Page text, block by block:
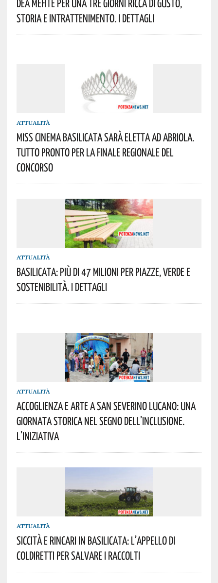
Dea Mefite Per Una Tre Giorni Ricca Di Gusto,
Storia E Intrattenimento. I Dettagli
ATTUALITÀ
Miss Cinema Basilicata Sarà Eletta Ad Abriola.
Tutto Pronto Per La Finale Regionale Del
Concorso
ATTUALITÀ
Basilicata: Più Di 47 Milioni Per Piazze, Verde E
Sostenibilità. I Dettagli
ATTUALITÀ
Accoglienza E Arte A San Severino Lucano: Una
Giornata Storica Nel Segno Dell’inclusione.
L’iniziativa
ATTUALITÀ
Siccità E Rincari In Basilicata: L’appello Di
Coldiretti Per Salvare I Raccolti